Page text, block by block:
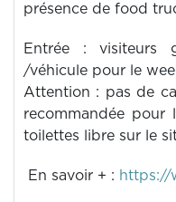
présence de food
Entrée : visiteurs
/véhicule pour le
Attention : pas de
recommandée pour
toilettes libre sur le
En savoir + : https://